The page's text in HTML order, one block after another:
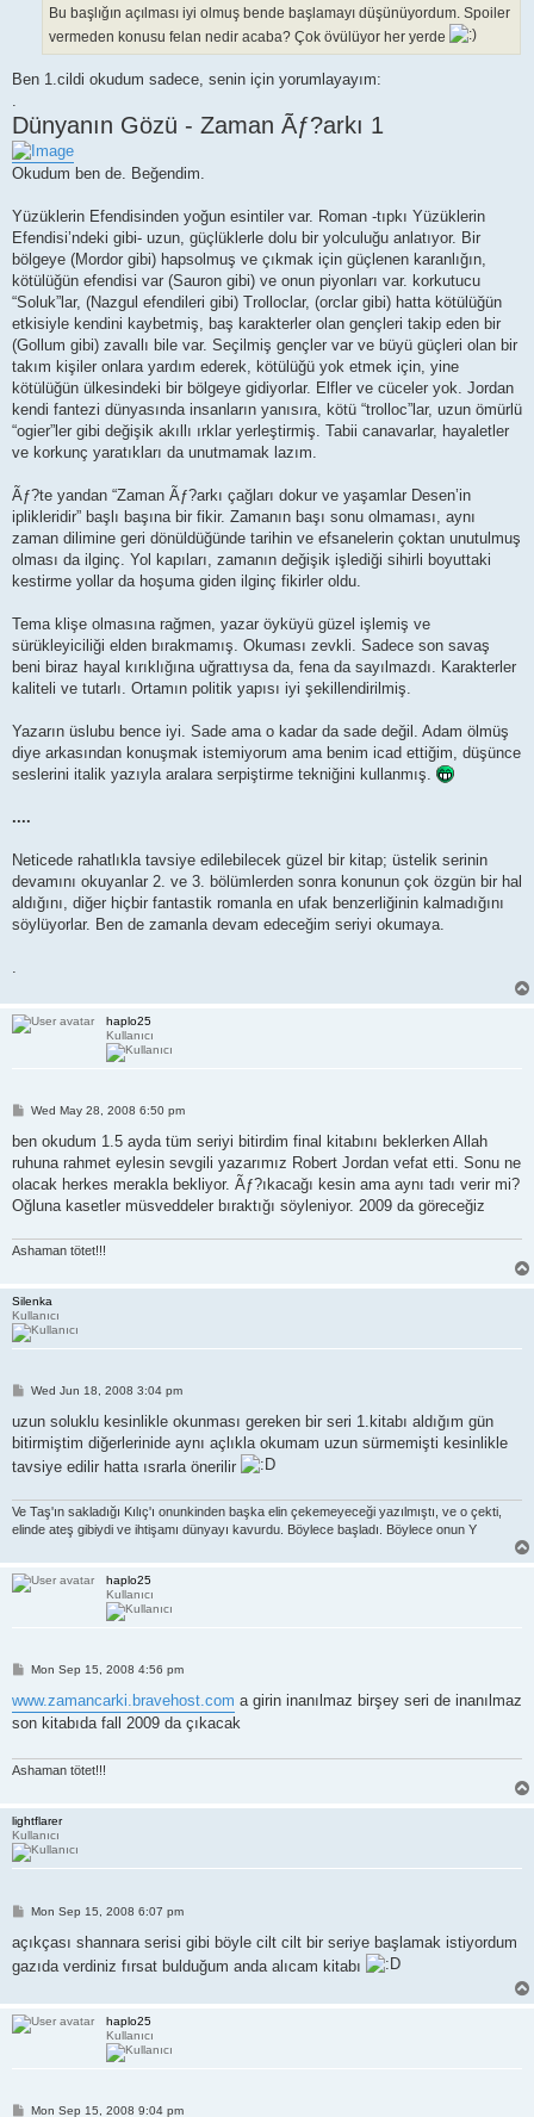
Bu başlığın açılması iyi olmuş bende başlamayı düşünüyordum. Spoiler
vermeden konusu felan nedir acaba? Çok övülüyor her yerde
Ben 1.cildi okudum sadece, senin için yorumlayayım:
Dünyanın Gözü - Zaman Ãƒ?arkı 1
Okudum ben de. Beğendim.
Yüzüklerin Efendisinden yoğun esintiler var. Roman -tıpkı Yüzüklerin
Efendisi’ndeki gibi- uzun, güçlüklerle dolu bir yolculuğu anlatıyor. Bir
bölgeye (Mordor gibi) hapsolmuş ve çıkmak için güçlenen karanlığın,
kötülüğün efendisi var (Sauron gibi) ve onun piyonları var. korkutucu
“Soluk”lar, (Nazgul efendileri gibi) Trolloclar, (orclar gibi) hatta kötülüğün
etkisiyle kendini kaybetmiş, baş karakterler olan gençleri takip eden bir
(Gollum gibi) zavallı bile var. Seçilmiş gençler var ve büyü güçleri olan bir
takım kişiler onlara yardım ederek, kötülüğü yok etmek için, yine
kötülüğün ülkesindeki bir bölgeye gidiyorlar. Elfler ve cüceler yok. Jordan
kendi fantezi dünyasında insanların yanısıra, kötü “trolloc”lar, uzun ömürlü
“ogier”ler gibi değişik akıllı ırklar yerleştirmiş. Tabii canavarlar, hayaletler
ve korkunç yaratıkları da unutmamak lazım.
Ãƒ?te yandan “Zaman Ãƒ?arkı çağları dokur ve yaşamlar Desen’in
iplikleridir” başlı başına bir fikir. Zamanın başı sonu olmaması, aynı
zaman dilimine geri dönüldüğünde tarihin ve efsanelerin çoktan unutulmuş
olması da ilginç. Yol kapıları, zamanın değişik işlediği sihirli boyuttaki
kestirme yollar da hoşuma giden ilginç fikirler oldu.
Tema klişe olmasına rağmen, yazar öyküyü güzel işlemiş ve
sürükleyiciliği elden bırakmamış. Okuması zevkli. Sadece son savaş
beni biraz hayal kırıklığına uğrattıysa da, fena da sayılmazdı. Karakterler
kaliteli ve tutarlı. Ortamın politik yapısı iyi şekillendirilmiş.
Yazarın üslubu bence iyi. Sade ama o kadar da sade değil. Adam ölmüş
diye arkasından konuşmak istemiyorum ama benim icad ettiğim, düşünce
seslerini italik yazıyla aralara serpiştirme tekniğini kullanmış.
....
Neticede rahatlıkla tavsiye edilebilecek güzel bir kitap; üstelik serinin
devamını okuyanlar 2. ve 3. bölümlerden sonra konunun çok özgün bir hal
aldığını, diğer hiçbir fantastik romanla en ufak benzerliğinin kalmadığını
söylüyorlar. Ben de zamanla devam edeceğim seriyi okumaya.
haplo25
Kullanıcı
P
s
Wed May 28, 2008 6:50 pm
ben okudum 1.5 ayda tüm seriyi bitirdim final kitabını beklerken Allah
ruhuna rahmet eylesin sevgili yazarımız Robert Jordan vefat etti. Sonu ne
olacak herkes merakla bekliyor. Ãƒ?ıkacağı kesin ama aynı tadı verir mi?
Oğluna kasetler müsveddeler bıraktığı söyleniyor. 2009 da göreceğiz
Ashaman tötet!!!
Silenka
Kullanıcı
P
s
Wed Jun 18, 2008 3:04 pm
uzun soluklu kesinlikle okunması gereken bir seri 1.kitabı aldığım gün
bitirmiştim diğerlerinide aynı açlıkla okumam uzun sürmemişti kesinlikle
tavsiye edilir hatta ısrarla önerilir
Ve Taş'ın sakladığı Kılıç'ı onunkinden başka elin çekemeyeceği yazılmıştı, ve o çekti,
elinde ateş gibiydi ve ihtişamı dünyayı kavurdu. Böylece başladı. Böylece onun Y
haplo25
Kullanıcı
P
s
t
Mon Sep 15, 2008 4:56 pm
www.zamancarki.bravehost.com a girin inanılmaz birşey seri de inanılmaz
son kitabıda fall 2009 da çıkacak
Ashaman tötet!!!
lightflarer
Kullanıcı
P
s
t
Mon Sep 15, 2008 6:07 pm
açıkçası shannara serisi gibi böyle cilt cilt bir seriye başlamak istiyordum
gazıda verdiniz fırsat bulduğum anda alıcam kitabı
haplo25
Kullanıcı
PMon Sep 15, 2008 9:04 pm